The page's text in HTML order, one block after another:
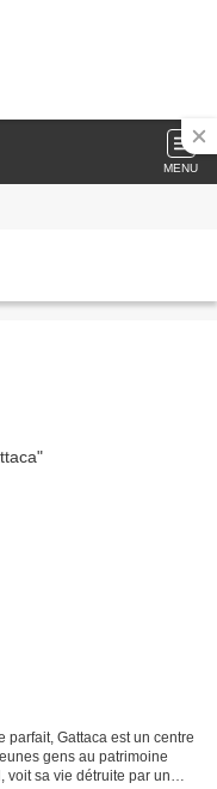
MENU
parfait, Gattaca est un centre
gens au patrimoine
voit sa vie détruite par un